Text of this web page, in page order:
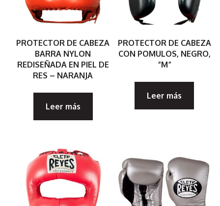
PROTECTOR DE CABEZA
BARRA NYLON
REDISEÑADA EN PIEL DE
RES – NARANJA
Leer más
PROTECTOR DE CABEZA
CON POMULOS, NEGRO,
“M”
Leer más